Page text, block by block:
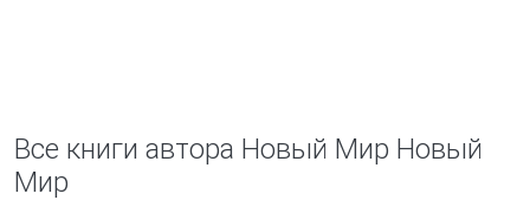
Все книги автора Новый Мир Новый
Мир